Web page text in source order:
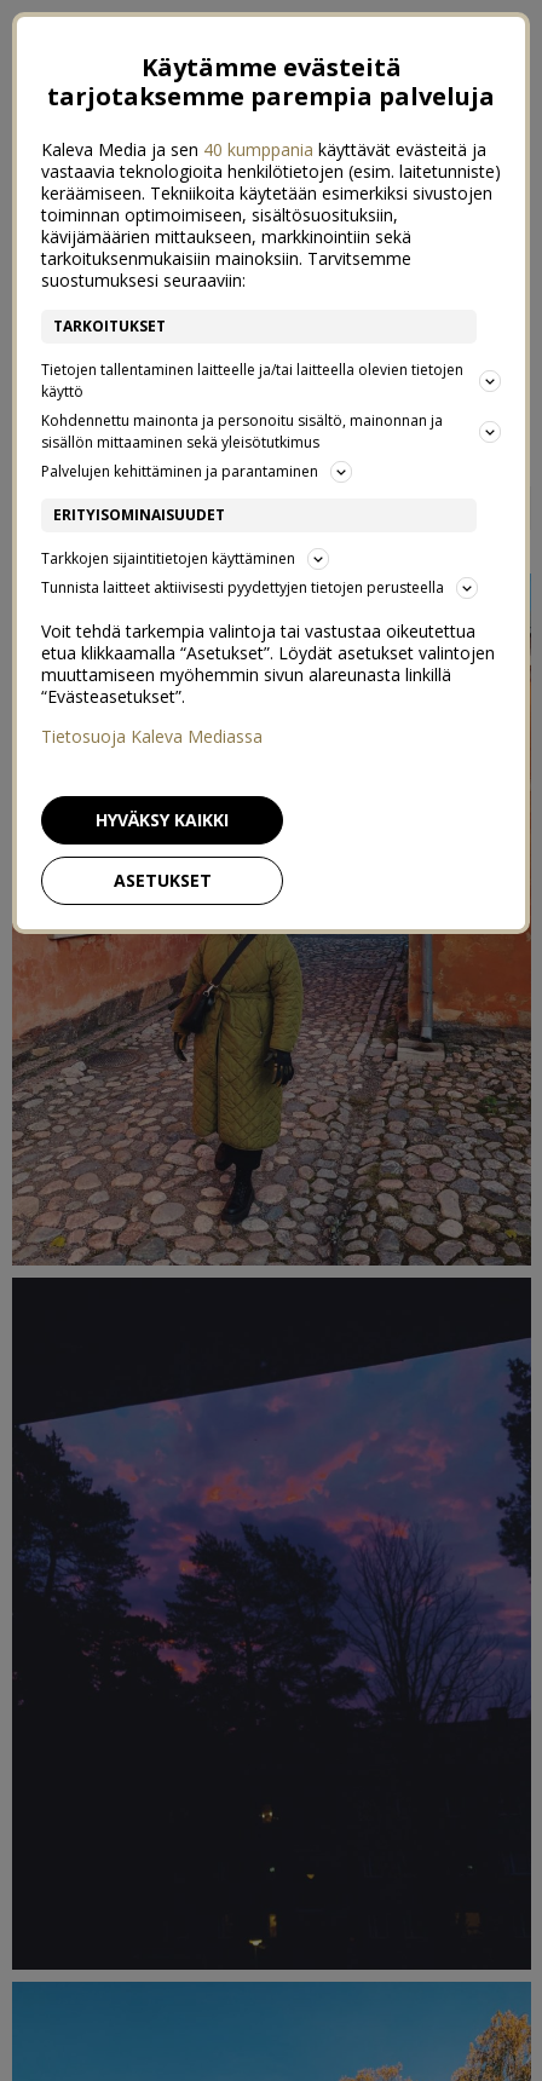
LIFE LATELY
Käytämme evästeitä
tarjotaksemme parempia palveluja
Kaleva Media ja sen 40 kumppania käyttävät evästeitä ja
vastaavia teknologioita henkilötietojen (esim. laitetunniste)
keräämiseen. Tekniikoita käytetään esimerkiksi sivustojen
toiminnan optimoimiseen, sisältösuosituksiin,
kävijämäärien mittaukseen, markkinointiin sekä
tarkoituksenmukaisiin mainoksiin. Tarvitsemme
suostumuksesi seuraaviin:
TARKOITUKSET
Tietojen tallentaminen laitteelle ja/tai laitteella olevien tietojen
käyttö
Kohdennettu mainonta ja personoitu sisältö, mainonnan ja
sisällön mittaaminen sekä yleisötutkimus
Palvelujen kehittäminen ja parantaminen
ERITYISOMINAISUUDET
Tarkkojen sijaintitietojen käyttäminen
Tunnista laitteet aktiivisesti pyydettyjen tietojen perusteella
Voit tehdä tarkempia valintoja tai vastustaa oikeutettua
etua klikkaamalla “Asetukset”. Löydät asetukset valintojen
muuttamiseen myöhemmin sivun alareunasta linkillä
“Evästeasetukset”.
Tietosuoja Kaleva Mediassa
ASETUKSET
HYVÄKSY KAIKKI